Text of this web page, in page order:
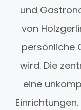
und
von
persönliche
wird. Die
eine